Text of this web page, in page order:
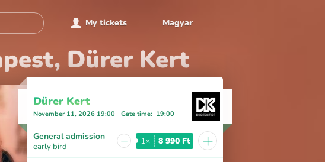
My tickets Magyar
Dürer Kert
Dürer Kert
November 11, 2026 19:00 Gate time: 19:00
General admission
early bird − 1× 8 990 Ft +